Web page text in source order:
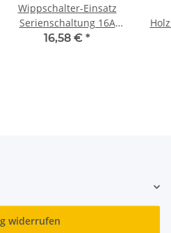
Wippschalter-Einsatz
Serienschaltung 16A
Busch-Jaeger 2400/5 US
16,58 € *
widerrufen